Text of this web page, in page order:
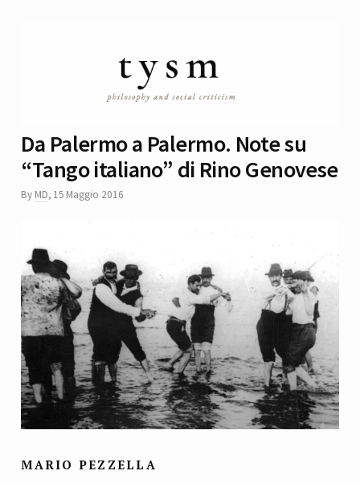
Da Palermo a Palermo. Note su
“Tango italiano” di Rino Genovese
By MD, 15 Maggio 2016
MARIO PEZZELLA